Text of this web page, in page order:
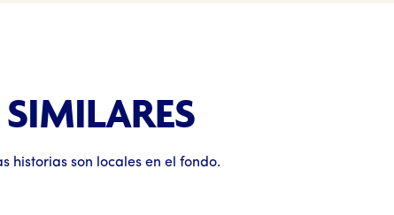
historias son locales en el fondo.